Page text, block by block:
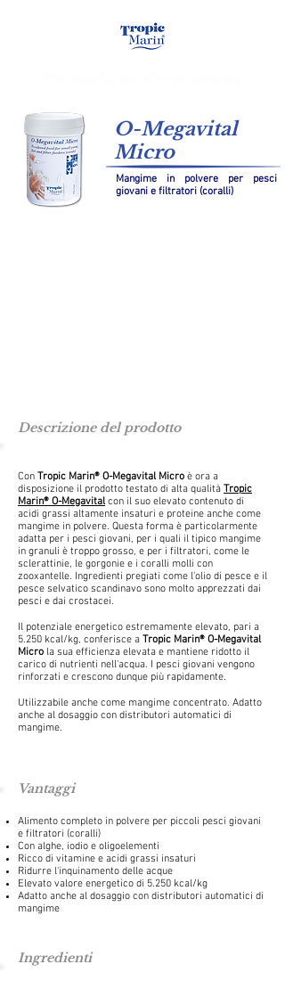
O-Megavital
Micro
Mangime in polvere per pesci
giovani e filtratori (coralli)
Descrizione del prodotto
Con Tropic Marin® O-Megavital Micro è ora a
disposizione il prodotto testato di alta qualità Tropic
Marin® O-Megavitalcon il suo elevato contenuto di
acidi grassi altamente insaturi e proteine anche come
mangime in polvere. Questa forma è particolarmente
adatta per i pesci giovani, per i quali il tipico mangime
in granuli è troppo grosso, e per i filtratori, come le
sclerattinie, le gorgonie e i coralli molli con
zooxantelle. Ingredienti pregiati come l'olio di pesce e il
pesce selvatico scandinavo sono molto apprezzati dai
pesci e dai crostacei.
​Il potenziale energetico estremamente elevato, pari a
5.250 kcal/kg, conferisce a Tropic Marin® O-Megavital
Micro la sua efficienza elevata e mantiene ridotto il
carico di nutrienti nell'acqua. I pesci giovani vengono
rinforzati e crescono dunque più rapidamente.
​Utilizzabile anche come mangime concentrato. Adatto
anche al dosaggio con distributori automatici di
mangime.
Vantaggi
Alimento completo in polvere per piccoli pesci giovani
e filtratori (coralli)
Con alghe, iodio e oligoelementi
Ricco di vitamine e acidi grassi insaturi
Ridurre l'inquinamento delle acque
Elevato valore energetico di 5.250 kcal/kg
Adatto anche al dosaggio con distributori automatici di
mangime
Ingredienti